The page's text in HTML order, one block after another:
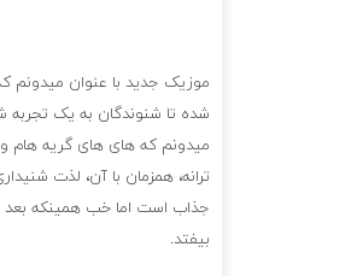
موزیک جدید با عنوان میدونم
شده تا شنوندگان به یک تجربه
میدونم که های های گریه هام
ترانه، همزمان با آن، لذت
جذاب است اما خب همینکه بعد
بیفتد.